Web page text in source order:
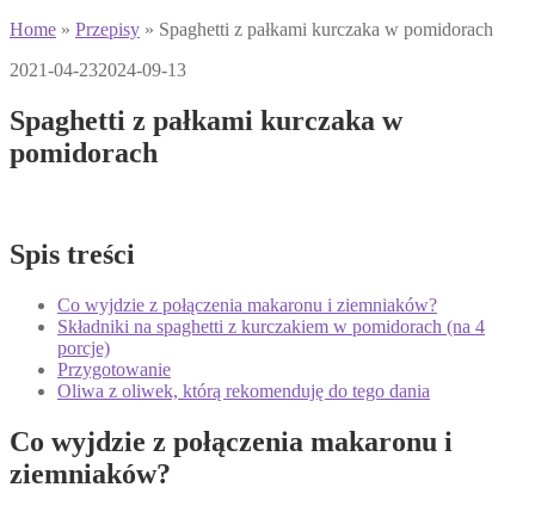
Home » Przepisy » Spaghetti z pałkami kurczaka w pomidorach
2021-04-232024-09-13
Spaghetti z pałkami kurczaka w
pomidorach
Spis treści
Co wyjdzie z połączenia makaronu i ziemniaków?
Składniki na spaghetti z kurczakiem w pomidorach (na 4
porcje)
Przygotowanie
Oliwa z oliwek, którą rekomenduję do tego dania
Co wyjdzie z połączenia makaronu i
ziemniaków?